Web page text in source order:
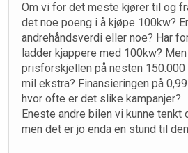
Om vi for det meste kjører til og
det noe poeng i å kjøpe 100kw?
andrehåndsverdi eller noe? Har
ladder kjappere med 100kw?
prisforskjellen på nesten
mil ekstra? Finansieringen på
hvor ofte er det slike kampanjer?
Eneste andre bilen vi kunne tenkt
men det er jo enda en stund til